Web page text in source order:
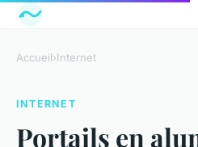
Accueil›Internet
INTERNET
Portails en